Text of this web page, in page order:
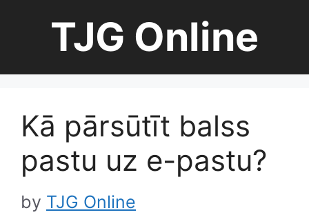
TJG Online
Kā pārsūtīt balss
pastu uz e-pastu?
by TJG Online